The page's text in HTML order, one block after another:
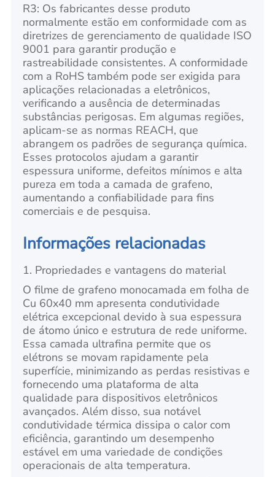
R3: Os fabricantes desse produto
normalmente estão em conformidade com as
diretrizes de gerenciamento de qualidade ISO
9001 para garantir produção e
rastreabilidade consistentes. A conformidade
com a RoHS também pode ser exigida para
aplicações relacionadas a eletrônicos,
verificando a ausência de determinadas
substâncias perigosas. Em algumas regiões,
aplicam-se as normas REACH, que
abrangem os padrões de segurança química.
Esses protocolos ajudam a garantir
espessura uniforme, defeitos mínimos e alta
pureza em toda a camada de grafeno,
aumentando a confiabilidade para fins
comerciais e de pesquisa.
Informações relacionadas
1. Propriedades e vantagens do material
O filme de grafeno monocamada em folha de
Cu 60x40 mm apresenta condutividade
elétrica excepcional devido à sua espessura
de átomo único e estrutura de rede uniforme.
Essa camada ultrafina permite que os
elétrons se movam rapidamente pela
superfície, minimizando as perdas resistivas e
fornecendo uma plataforma de alta
qualidade para dispositivos eletrônicos
avançados. Além disso, sua notável
condutividade térmica dissipa o calor com
eficiência, garantindo um desempenho
estável em uma variedade de condições
operacionais de alta temperatura.